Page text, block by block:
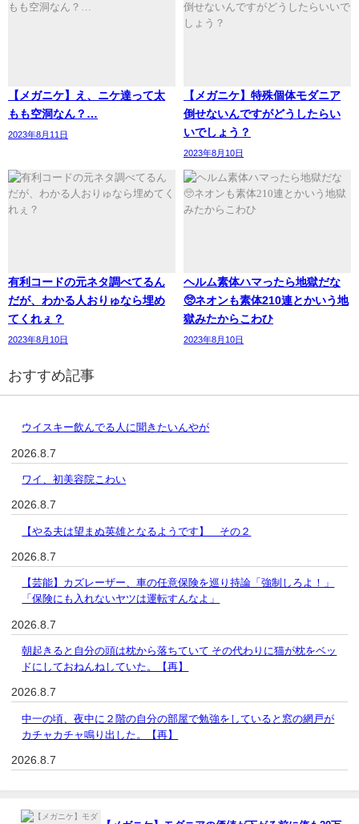
【メガニケ】え、ニケ達って太
もも空洞なん？…
2023年8月11日
【メガニケ】特殊個体モダニア
倒せないんですがどうしたらい
いでしょう？
2023年8月10日
有利コードの元ネタ調べてるん
だが、わかる人おりゅなら埋め
てくれぇ？
2023年8月10日
ヘルム素体ハマったら地獄だな
🥺ネオンも素体210連とかいう地
獄みたからこわひ
2023年8月10日
おすすめ記事
ウイスキー飲んでる人に聞きたいんやが
2026.8.7
ワイ、初美容院こわい
2026.8.7
【やる夫は望まぬ英雄となるようです】 その２
2026.8.7
【芸能】カズレーザー、車の任意保険を巡り持論「強制しろよ！」
「保険にも入れないヤツは運転すんなよ」
2026.8.7
朝起きると自分の頭は枕から落ちていて その代わりに猫が枕をベッ
ドにしておねんねしていた。【再】
2026.8.7
中一の頃、夜中に２階の自分の部屋で勉強をしていると窓の網戸が
カチャカチャ鳴り出した。【再】
2026.8.7